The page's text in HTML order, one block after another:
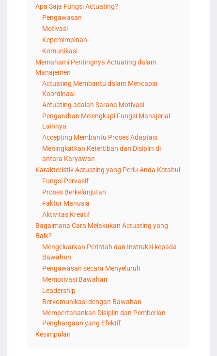
Apa Saja Fungsi Actuating?
Pengawasan
Motivasi
Kepemimpinan
Komunikasi
Memahami Pentingnya Actuating dalam
Manajemen
Actuating Membantu dalam Mencapai
Koordinasi
Actuating adalah Sarana Motivasi
Pengarahan Melengkapi Fungsi Manajerial
Lainnya
Accepting Membantu Proses Adaptasi
Meningkatkan Ketertiban dan Disiplin di
antara Karyawan
Karakteristik Actuating yang Perlu Anda Ketahui
Fungsi Pervasif
Proses Berkelanjutan
Faktor Manusia
Aktivitas Kreatif
Bagaimana Cara Melakukan Actuating yang
Baik?
Mengeluarkan Perintah dan Instruksi kepada
Bawahan
Pengawasan secara Menyeluruh
Memotivasi Bawahan
Leadership
Berkomunikasi dengan Bawahan
Mempertahankan Disiplin dan Pemberian
Penghargaan yang Efektif
Kesimpulan